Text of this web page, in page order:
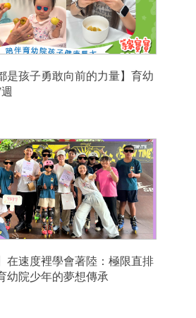
是孩子勇敢向前的力量】育幼
在速度裡學會著陸：極限直排
幼院少年的夢想傳承